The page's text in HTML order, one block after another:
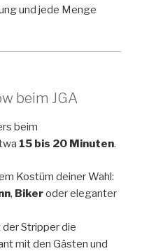
und jede Menge
beim JGA
beim
15 bis 20 Minuten.
Kostüm deiner Wahl:
, Bikeroder eleganter
Stripper die
mit den Gästen und